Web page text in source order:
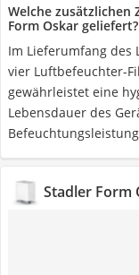
Welche
Form Oskar geliefert?
Im Lieferumfang des
vier Luftbefeuchter-
gewährleistet eine
Lebensdauer des
Stadler Form